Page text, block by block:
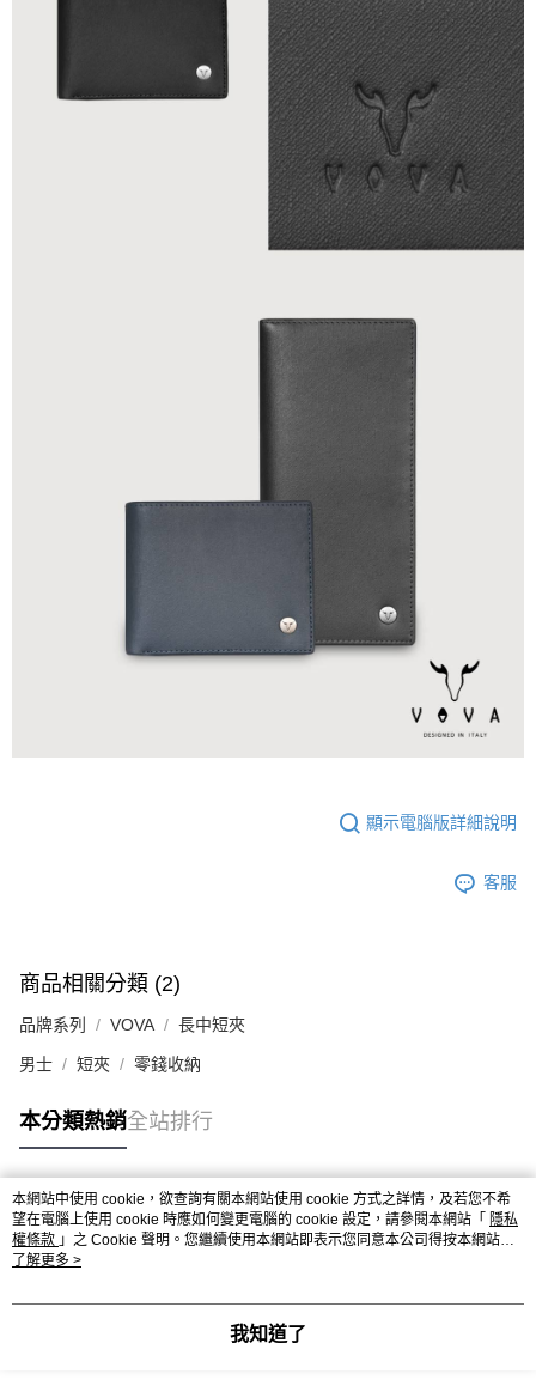
顯示電腦版詳細說明
客服
商品相關分類 (2)
品牌系列 VOVA 長中短夾
男士 短夾 零錢收納
本分類熱銷全站排行
熱門標籤
本網站中使用 cookie，欲查詢有關本網站使用 cookie 方式之詳情，及若您不希
望在電腦上使用 cookie 時應如何變更電腦的 cookie 設定，請參閱本網站「 隱私
權條款 」之 Cookie 聲明。您繼續使用本網站即表示您同意本公司得按本網站使
用條款之 Cookie 聲明使用 cookie。
了解更多 >
我知道了